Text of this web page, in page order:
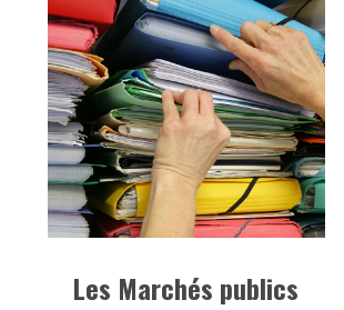
Les Marchés publics